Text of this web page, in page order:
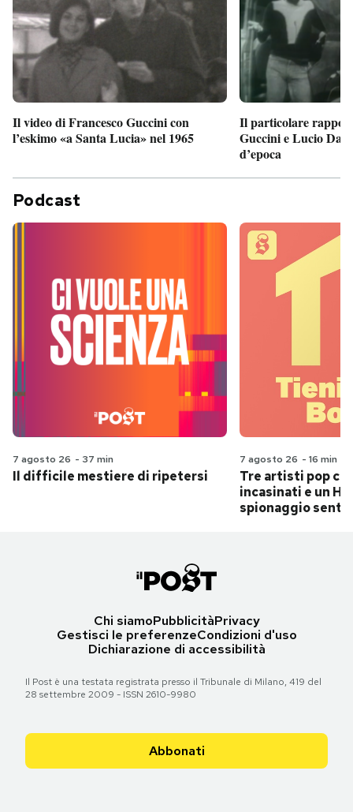
Il video di Francesco Guccini con
l’eskimo «a Santa Lucia» nel 1965
Il particolare
Guccini e Lucio
d’epoca
Podcast
7 agosto 26 - 37 min
Il difficile mestiere di ripetersi
7 agosto 26 - 16 min
Tre artisti pop
incasinati e un
spionaggio
Chi siamoPubblicitàPrivacy
Gestisci le preferenzeCondizioni d'uso
Dichiarazione di accessibilità
Il Post è una testata registrata presso il Tribunale di Milano, 419 del
28 settembre 2009 - ISSN 2610-9980
Abbonati